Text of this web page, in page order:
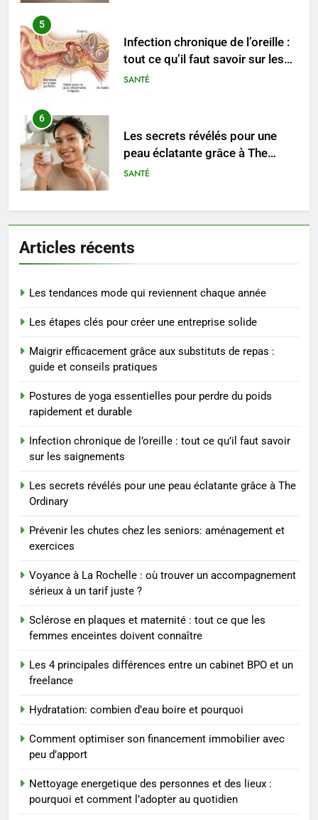
5
Infection chronique de l’oreille :
tout ce qu’il faut savoir sur les
saignements
SANTÉ
6
Les secrets révélés pour une
peau éclatante grâce à The
Ordinary
SANTÉ
7
seniors: aménagement et
exercices
BIEN ÊTRE
Voyance à La Rochelle : où
sérieux à un tarif juste ?
BIEN ÊTRE
1
Les tendances mode qui
reviennent chaque année
MODE
2
entreprise solide
3
substituts de repas : guide et
conseils pratiques
BIEN ÊTRE
4
pour perdre du poids
rapidement et durable
BIEN ÊTRE
Infection chronique de l’oreille :
Articles récents
Les tendances mode qui reviennent chaque année
Les étapes clés pour créer une entreprise solide
Maigrir efficacement grâce aux substituts de repas :
guide et conseils pratiques
Postures de yoga essentielles pour perdre du poids
rapidement et durable
Infection chronique de l’oreille : tout ce qu’il faut savoir
sur les saignements
Les secrets révélés pour une peau éclatante grâce à The
Ordinary
Prévenir les chutes chez les seniors: aménagement et
exercices
Voyance à La Rochelle : où trouver un accompagnement
sérieux à un tarif juste ?
Sclérose en plaques et maternité : tout ce que les
femmes enceintes doivent connaître
Les 4 principales différences entre un cabinet BPO et un
freelance
Hydratation: combien d’eau boire et pourquoi
Comment optimiser son financement immobilier avec
peu d’apport
Nettoyage energetique des personnes et des lieux :
pourquoi et comment l’adopter au quotidien